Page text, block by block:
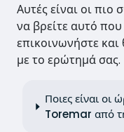
Αυτές είναι οι πιο
να βρείτε αυτό
επικοινωνήστε
με το ερώτημά σας.
Ποιες είναι
Toremar από